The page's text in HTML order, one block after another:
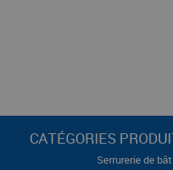
CATÉGORIES
Serrurerie de